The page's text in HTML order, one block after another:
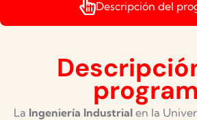
Descripción del
La Ingeniería Industrial en la